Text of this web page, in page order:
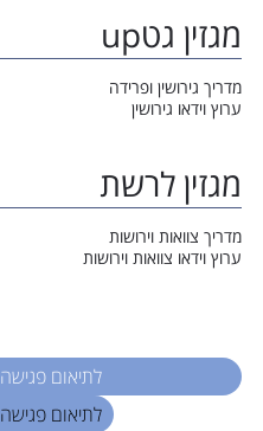
מגזין גטup
מדריך גירושין ופרידה
ערוץ וידאו גירושין
מגזין לרשת
מדריך צוואות וירושות
ערוץ וידאו צוואות וירושות
לתיאום פגישה 03-6708888
לתיאום פגישה 03-6708888